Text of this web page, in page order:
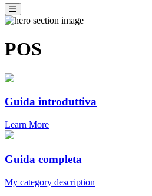
POS
Guida introduttiva
Learn More
Guida completa
My category description